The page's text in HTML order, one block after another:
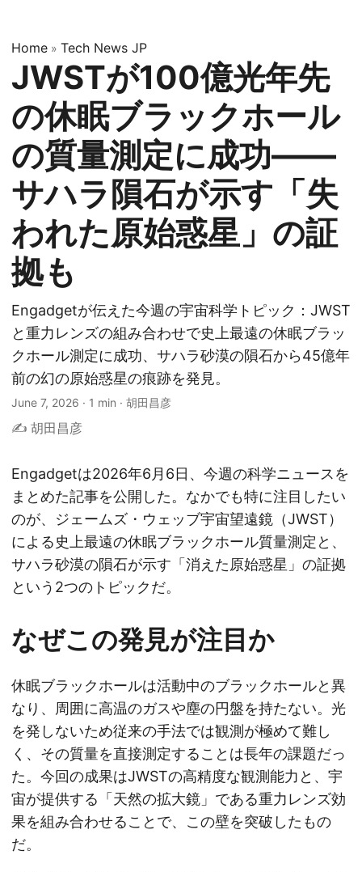
Home » Tech News JP
JWSTが100億光年先
の休眠ブラックホール
の質量測定に成功——
サハラ隕石が示す「失
われた原始惑星」の証
拠も
Engadgetが伝えた今週の宇宙科学トピック：JWST
と重力レンズの組み合わせで史上最遠の休眠ブラッ
クホール測定に成功、サハラ砂漠の隕石から45億年
前の幻の原始惑星の痕跡を発見。
June 7, 2026 · 1 min · 胡田昌彦
✍️ 胡田昌彦
Engadgetは2026年6月6日、今週の科学ニュースを
まとめた記事を公開した。なかでも特に注目したい
のが、ジェームズ・ウェッブ宇宙望遠鏡（JWST）
による史上最遠の休眠ブラックホール質量測定と、
サハラ砂漠の隕石が示す「消えた原始惑星」の証拠
という2つのトピックだ。
なぜこの発見が注目か
休眠ブラックホールは活動中のブラックホールと異
なり、周囲に高温のガスや塵の円盤を持たない。光
を発しないため従来の手法では観測が極めて難し
く、その質量を直接測定することは長年の課題だっ
た。今回の成果はJWSTの高精度な観測能力と、宇
宙が提供する「天然の拡大鏡」である重力レンズ効
果を組み合わせることで、この壁を突破したもの
だ。